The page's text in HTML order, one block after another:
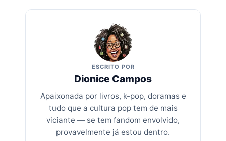
ESCRITO POR
Dionice Campos
Apaixonada por livros, k-pop, doramas e
tudo que a cultura pop tem de mais
viciante — se tem fandom envolvido,
provavelmente já estou dentro.